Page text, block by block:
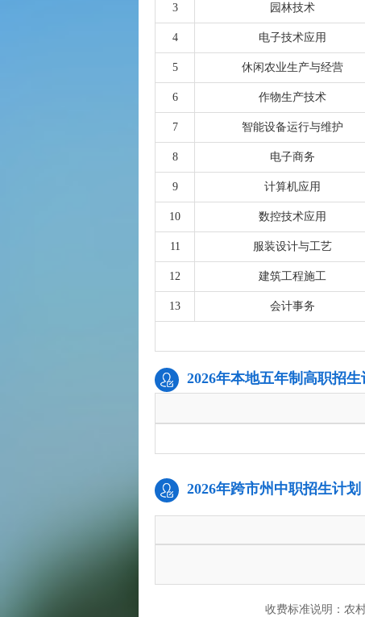
3 园林技术
4 电子技术应用
5 休闲农业生产与经营
6 作物生产技术
7 智能设备运行与维护
8 电子商务
9 计算机应用
10 数控技术应用
11 服装设计与工艺
12 建筑工程施工
13 会计事务
2026年本地五年制高职招生
2026年跨市州中职招生计划
收费标准说明：农